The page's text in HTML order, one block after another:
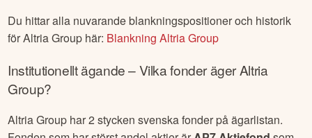
Du hittar alla nuvarande blankningspositioner och historik
förAltria Group här: BlankningAltria Group
Institutionellt ägande – Vilka fonder ägerAltria
Group?
Altria Group har2 stycken svenska fonder på ägarlistan.